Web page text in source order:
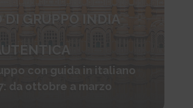
DI GRUPPO INDIA
con guida in italiano
da ottobre a marzo